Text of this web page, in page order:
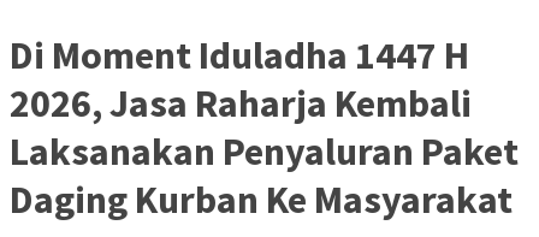
Di Moment Iduladha 1447 H
2026, Jasa Raharja Kembali
Laksanakan Penyaluran Paket
Daging Kurban Ke Masyarakat